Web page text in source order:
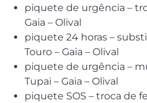
piquete de urgência –
Gaia – Olival
piquete 24 horas –
Touro – Gaia – Olival
piquete de urgência –
Tupai – Gaia – Olival
piquete SOS – troca de